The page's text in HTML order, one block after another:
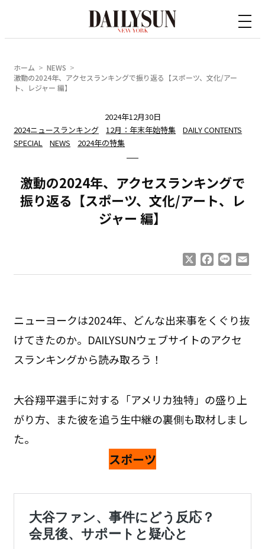
ホーム
NEWS
激動の2024年、アクセスランキングで振り返る【スポーツ、文化/アー
ト、レジャー 編】
2024年12月30日
2024ニュースランキング
12月：年末年始特集
DAILY CONTENTS
SPECIAL
NEWS 2024年の特集
激動の2024年、アクセスランキングで
振り返る【スポーツ、文化/アート、レ
ジャー 編】
Facebook
Line
ニューヨークは2024年、どんな出来事をくぐり抜
けてきたのか。DAILYSUNウェブサイトのアクセ
スランキングから読み取ろう！
大谷翔平選手に対する「アメリカ独特」の盛り上
がり方、また彼を追う生中継の裏側も取材しまし
た。
スポーツ